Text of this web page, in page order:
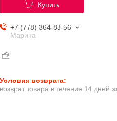
Купить
+7 (778) 364-88-56
Марина
возврат товара в течение 14 дней